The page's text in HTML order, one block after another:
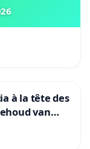
à la tête des
van